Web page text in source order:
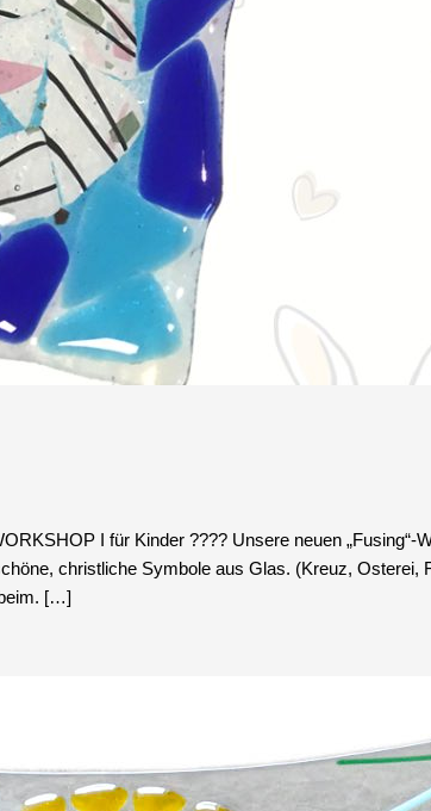
I für Kinder ???? Unsere neuen
christliche Symbole aus Glas. (Kreuz,
[…]